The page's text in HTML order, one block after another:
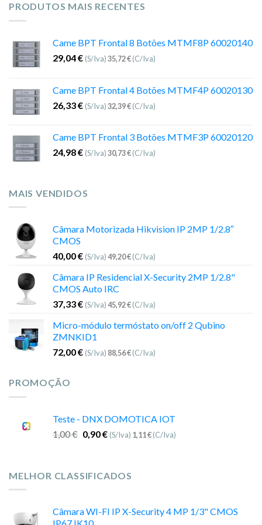
PRODUTOS MAIS RECENTES
Came BPT Frontal 8 Botões MTMF8P 60020140
29,04€ (S/Iva)35,72€(C/Iva)
Came BPT Frontal 4 Botões MTMF4P 60020130
26,33€ (S/Iva)32,39€(C/Iva)
Came BPT Frontal 3 Botões MTMF3P 60020120
24,98€ (S/Iva)30,73€(C/Iva)
MAIS VENDIDOS
Câmara Motorizada Hikvision IP 2MP 1/2.8″
CMOS
40,00€ (S/Iva)49,20€(C/Iva)
Câmara IP Residencial X-Security 2MP 1/2.8"
CMOS Auto IRC
37,33€ (S/Iva)45,92€(C/Iva)
Micro-módulo termóstato on/off 2 Qubino
ZMNKID1
72,00€ (S/Iva) 88,56€(C/Iva)
PROMOÇÃO
Teste - DNX DOMOTICA IOT
1,00€ 0,90€ (S/Iva) 1,11€(C/Iva)
MELHOR CLASSIFICADOS
Câmara WI-FI IP X-Security 4 MP 1/3" CMOS